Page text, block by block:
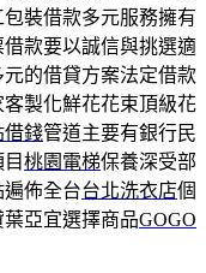
裝借款多元服務擁有
款要以誠信與挑選適
的借貸方案法定借款
客製化鮮花花束頂級花
借錢管道主要有銀行民
桃園電梯保養深受部
佈全台台北洗衣店個
亞宜選擇商品GOGO